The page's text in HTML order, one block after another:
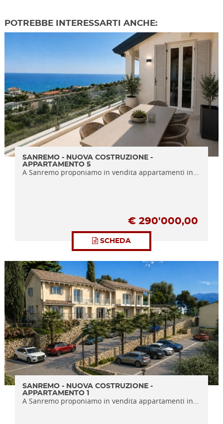
POTREBBE INTERESSARTI ANCHE:
SANREMO - NUOVA COSTRUZIONE -
APPARTAMENTO 5
A Sanremo proponiamo in vendita appartamenti in...
€ 290'000,00
SCHEDA
SANREMO - NUOVA COSTRUZIONE -
APPARTAMENTO 1
A Sanremo proponiamo in vendita appartamenti in...